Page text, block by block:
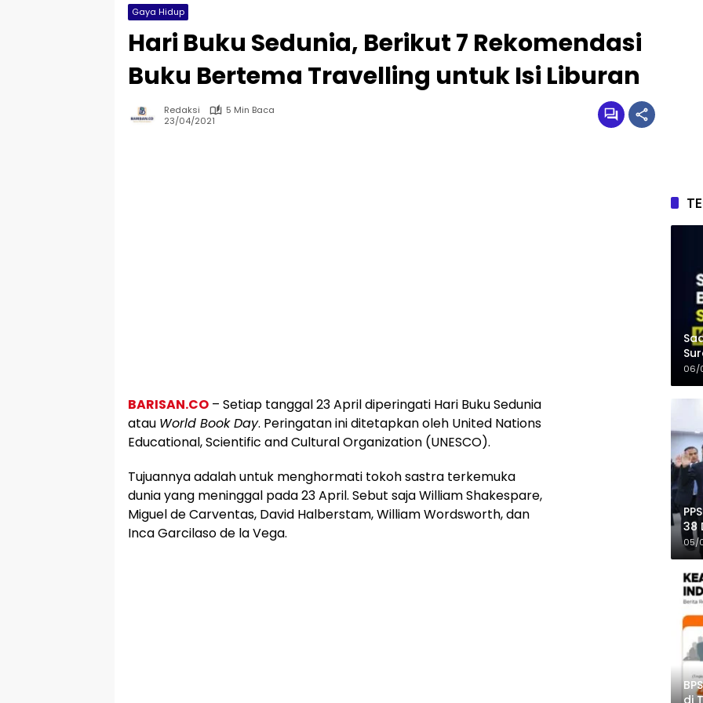
Gaya Hidup
Hari Buku Sedunia, Berikut 7 Rekomendasi
Buku Bertema Travelling untuk Isi Liburan
Redaksi
5 Min Baca
23/04/2021
BARISAN.CO – Setiap tanggal 23 April diperingati Hari Buku Sedunia
atau World Book Day. Peringatan ini ditetapkan oleh United Nations
Educational, Scientific and Cultural Organization (UNESCO).
Tujuannya adalah untuk menghormati tokoh sastra terkemuka
dunia yang meninggal pada 23 April. Sebut saja William Shakespare,
Miguel de Carventas, David Halberstam, William Wordsworth, dan
Inca Garcilaso de la Vega.
06/
38
05/
di